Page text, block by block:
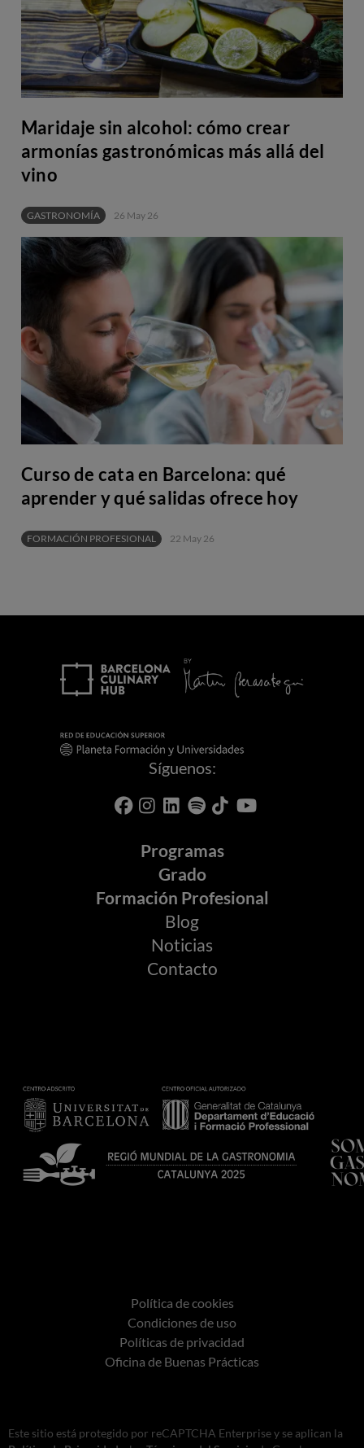
Maridaje sin alcohol: cómo crear
armonías gastronómicas más allá del
vino
GASTRONOMÍA 26 May 26
Curso de cata en Barcelona: qué
aprender y qué salidas ofrece hoy
FORMACIÓN PROFESIONAL 22 May 26
Síguenos:
Programas
Grado
Formación Profesional
Blog
Noticias
Contacto
Política de cookies
Condiciones de uso
Políticas de privacidad
Oficina de Buenas Prácticas
Este sitio está protegido por reCAPTCHA Enterprise y se aplican la